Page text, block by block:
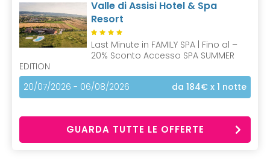
Valle di Assisi Hotel & Spa
Resort
Last Minute in FAMILY SPA | Fino al –
20% Sconto Accesso SPA SUMMER
EDITION
20/07/2026 - 06/08/2026
da 184€ x 1 notte
GUARDA TUTTE LE OFFERTE